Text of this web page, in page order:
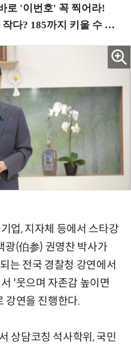
업, 지자체 등에서 스타강
광(伯参) 권영찬 박사가
는 전국 경찰청 강연에서
'웃으며 자존감 높이면
강연을 진행한다.
상담코칭 석사학위, 국민